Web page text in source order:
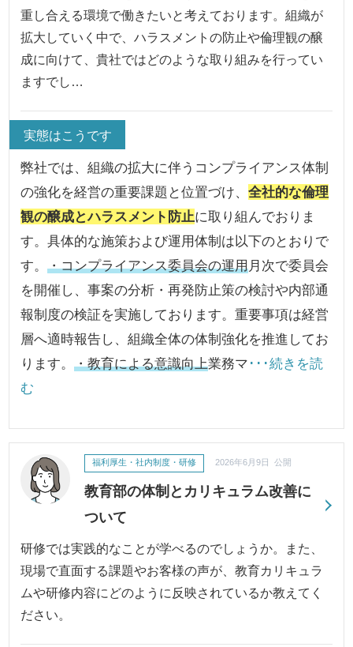
重し合える環境で働きたいと考えております。組織が
拡大していく中で、ハラスメントの防止や倫理観の醸
成に向けて、貴社ではどのような取り組みを行ってい
ますでし…
実態はこうです
弊社では、組織の拡大に伴うコンプライアンス体制
の強化を経営の重要課題と位置づけ、全社的な倫理
観の醸成とハラスメント防止に取り組んでおりま
す。具体的な施策および運用体制は以下のとおりで
す。・コンプライアンス委員会の運用月次で委員会
を開催し、事案の分析・再発防止策の検討や内部通
報制度の検証を実施しております。重要事項は経営
層へ適時報告し、組織全体の体制強化を推進してお
ります。・教育による意識向上業務マ ･･･続きを読
む
教育部の体制とカリキュラム改善に
ついて
福利厚生・社内制度・研修 2026年6月9日 公開
研修では実践的なことが学べるのでしょうか。また、
現場で直面する課題やお客様の声が、教育カリキュラ
ムや研修内容にどのように反映されているか教えてく
ださい。